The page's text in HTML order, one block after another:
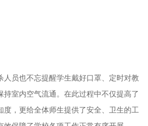
人员也不忘提醒学生戴好口罩、定时对教
持室内空气流通。在此过程中不仅提高了
度，更给全体师生提供了安全、卫生的工